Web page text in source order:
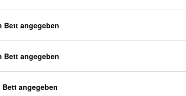
Bett angegeben
Bett angegeben
Bett angegeben